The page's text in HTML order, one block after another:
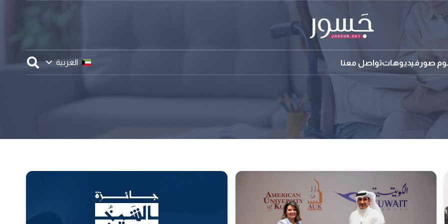
صورفيديوهاتتواصل معنا العربية